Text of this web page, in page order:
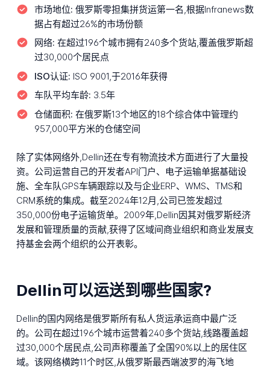
市场地位: 俄罗斯零担集拼货运第一名,根据Infranews数
据占有超过26%的市场份额
网络: 在超过196个城市拥有240多个货站,覆盖俄罗斯超
过30,000个居民点
ISO认证: ISO 9001,于2016年获得
车队平均车龄: 3.5年
仓储面积: 在俄罗斯13个地区的18个综合体中管理约
957,000平方米的仓储空间
除了实体网络外,Dellin还在专有物流技术方面进行了大量投
资。公司运营自己的开发者API门户、电子运输单据基础设
施、全车队GPS车辆跟踪以及与企业ERP、WMS、TMS和
CRM系统的集成。截至2024年12月,公司已签发超过
350,000份电子运输货单。2009年,Dellin因其对俄罗斯经济
发展和管理质量的贡献,获得了区域间商业组织和商业发展支
持基金会两个组织的公开表彰。
Dellin可以运送到哪些国家?
Dellin的国内网络是俄罗斯所有私人货运承运商中最广泛
的。公司在超过196个城市运营着240多个货站,线路覆盖超
过30,000个居民点,公司声称覆盖了全国90%以上的居住区
域。该网络横跨11个时区,从俄罗斯最西端波罗的海飞地